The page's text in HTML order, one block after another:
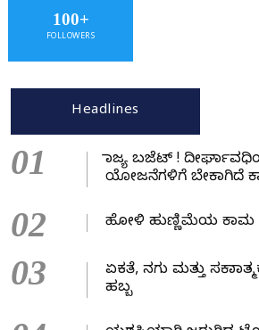
100+
FOLLOWERS
Headlines
01
ರಾಜ್ಯ ಬಜೆಟ್ !
ಯೋಜನೆಗಳಿಗೆ ಬೇಕಾಗಿದೆ
02 ಹೋಳಿ ಹುಣ್ಣಿಮೆಯ ಕಾಮ
03
ಏಕತೆ, ನಗು ಮತ್ತು
ಹಬ್ಬ